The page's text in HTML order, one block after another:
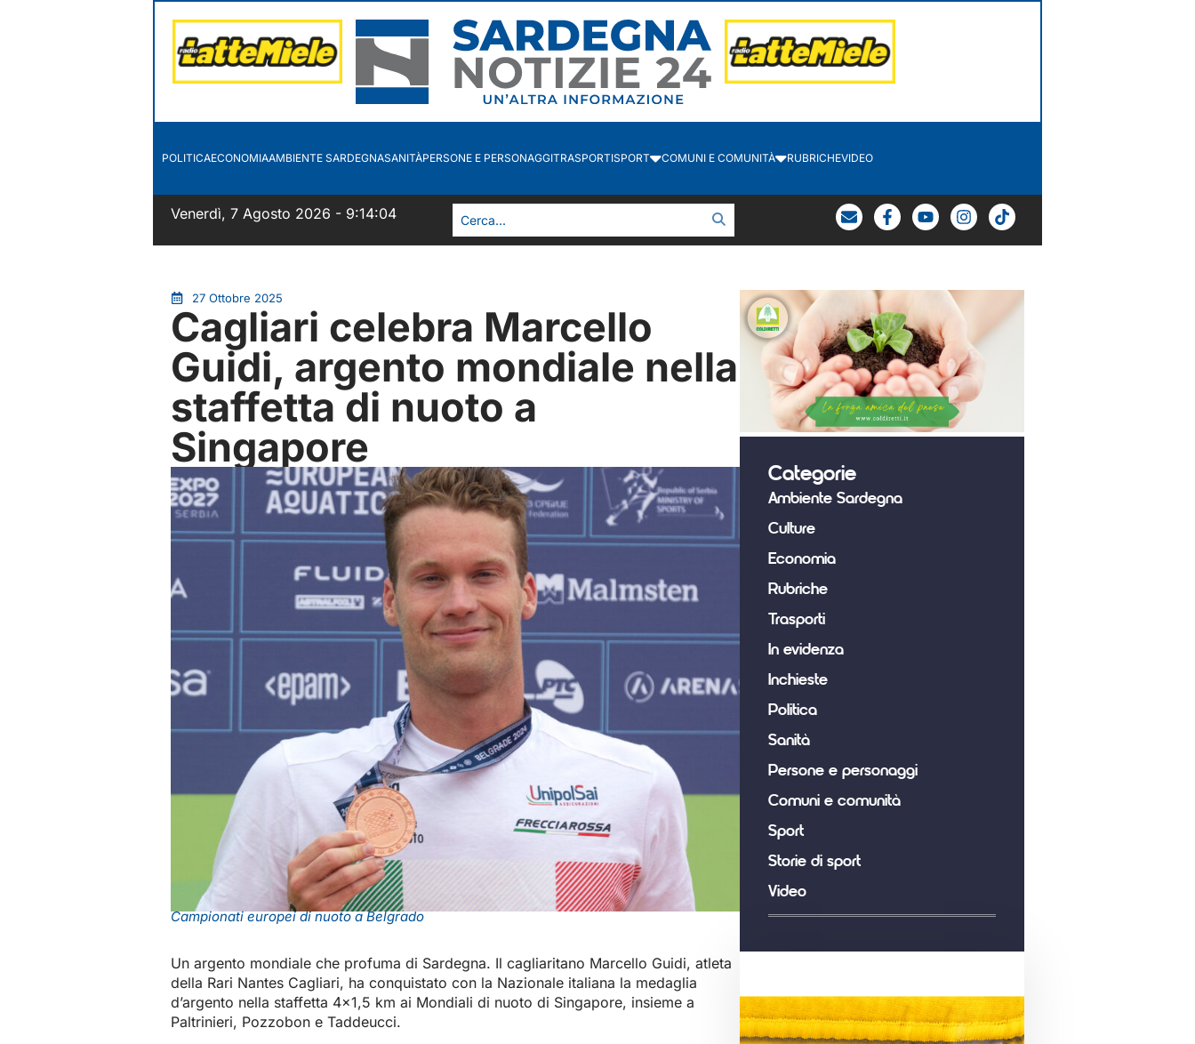
POLITICAECONOMIAAMBIENTE SARDEGNASANITÀPERSONE E PERSONAGGITRASPORTISPORT COMUNI E COMUNITÀ RUBRICHEVIDEO
Venerdì, 7 Agosto 2026 - 9:14:05
27 Ottobre 2025
Cagliari celebra Marcello
Guidi, argento mondiale nella
staffetta di nuoto a
Singapore
Campionati europei di nuoto a Belgrado
Un argento mondiale che profuma di Sardegna. Il cagliaritano Marcello Guidi, atleta
della Rari Nantes Cagliari, ha conquistato con la Nazionale italiana la medaglia
d’argento nella staffetta 4×1,5 km ai Mondiali di nuoto di Singapore, insieme a
Paltrinieri, Pozzobon e Taddeucci.
Categorie
Ambiente Sardegna
Culture
Economia
Rubriche
Trasporti
In evidenza
Inchieste
Politica
Sanità
Persone e personaggi
Comuni e comunità
Sport
Storie di sport
Video